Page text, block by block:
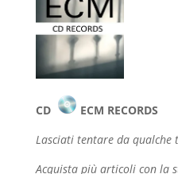
CD
ECM RECORDS
Lasciati tentare da qualche
Acquista più articoli con la